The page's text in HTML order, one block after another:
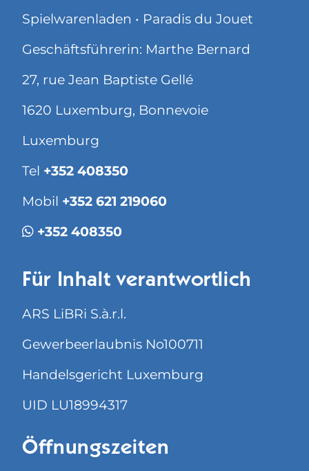
Spielwarenladen • Paradis du Jouet
Geschäftsführerin: Marthe Bernard
27, rue Jean Baptiste Gellé
1620 Luxemburg, Bonnevoie
Luxemburg
Tel +352 408350
Mobil +352 621 219060
+352 408350
Für Inhalt verantwortlich
ARS LiBRi S.à.r.l.
Gewerbeerlaubnis No100711
Handelsgericht Luxemburg
UID LU18994317
Öffnungszeiten